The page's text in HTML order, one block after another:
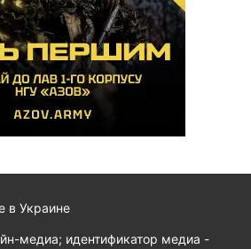
в Украине
медиа; идентификатор медиа -